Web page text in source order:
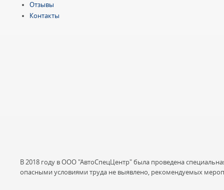
Отзывы
Контакты
В 2018 году в ООО "АвтоСпецЦентр" была проведена
опасными условиями труда не выявлено, рекомендуемых